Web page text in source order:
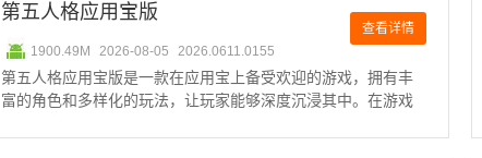
第五人格应用宝版
1900.49M 2026-08-05 2026.0611.0155
查看详情
第五人格应用宝版是一款在应用宝上备受欢迎的游戏，拥有丰
富的角色和多样化的玩法，让玩家能够深度沉浸其中。在游戏